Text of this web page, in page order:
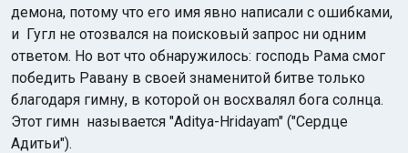
демона, потому что его имя явно написали с ошибками,
и Гугл не отозвался на поисковый запрос ни одним
ответом. Но вот что обнаружилось: господь Рама смог
победить Равану в своей знаменитой битве только
благодаря гимну, в которой он восхвалял бога солнца.
Этот гимн называется "Aditya-Hridayam" ("Сердце
Адитьи").